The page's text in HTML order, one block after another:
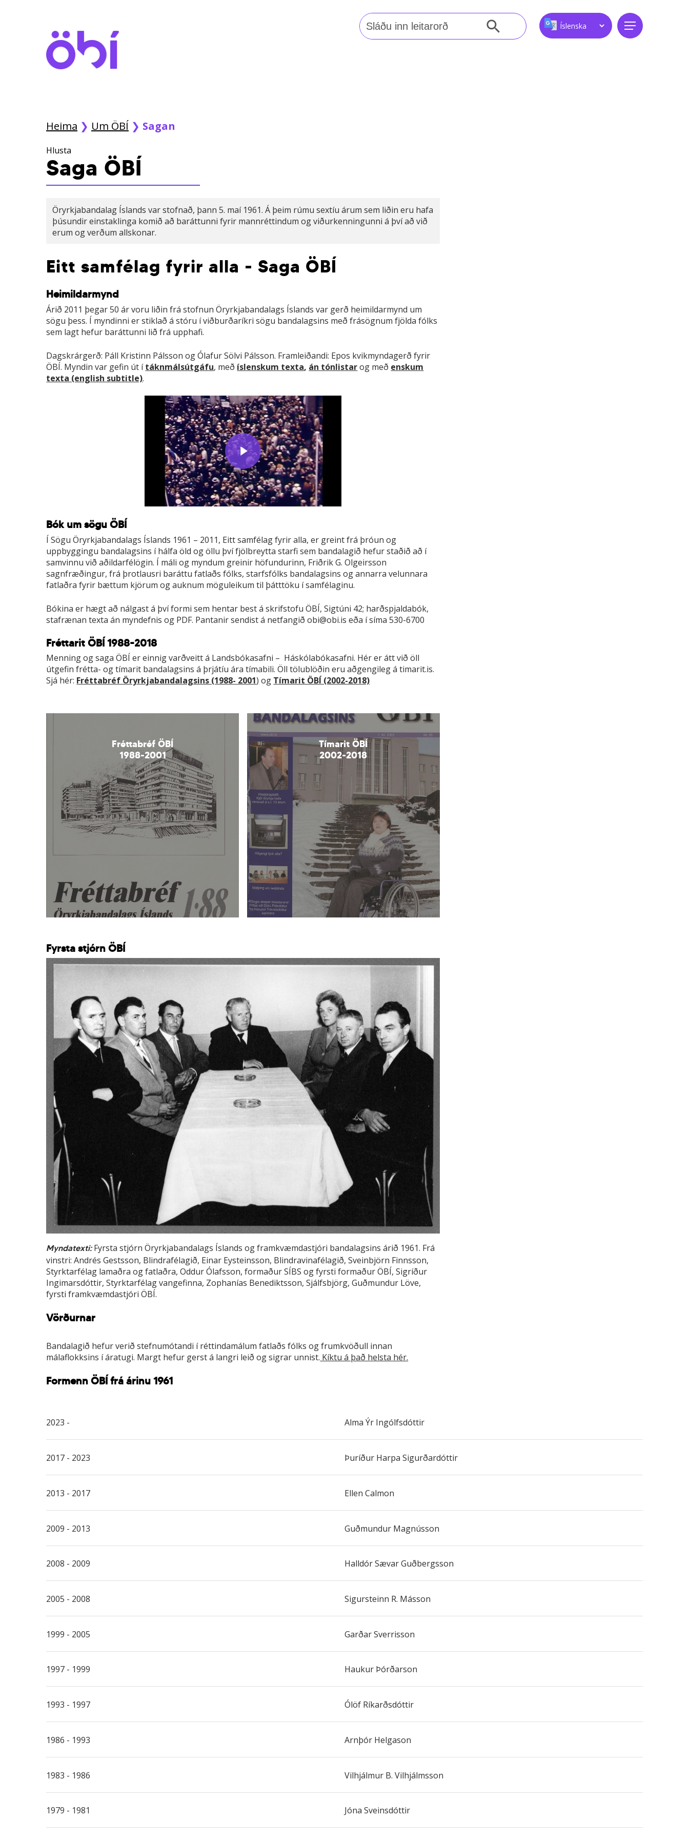
Leita
að:
Leitarhnappur
Menu
Heima ❯ Um ÖBÍ ❯ Sagan
Hlusta
Saga ÖBÍ
Öryrkjabandalag Íslands var stofnað, þann 5. maí 1961. Á þeim rúmu sextíu árum sem liðin eru hafa
þúsundir einstaklinga komið að baráttunni fyrir mannréttindum og viðurkenningunni á því að við
erum og verðum allskonar.
Eitt samfélag fyrir alla - Saga ÖBÍ
Heimildarmynd
Árið 2011 þegar 50 ár voru liðin frá stofnun Öryrkjabandalags Íslands var gerð heimildarmynd um
sögu þess. Í myndinni er stiklað á stóru í viðburðaríkri sögu bandalagsins með frásögnum fjölda fólks
sem lagt hefur baráttunni lið frá upphafi.
Dagskrárgerð: Páll Kristinn Pálsson og Ólafur Sölvi Pálsson. Framleiðandi: Epos kvikmyndagerð fyrir
ÖBÍ. Myndin var gefin út ítáknmálsútgáfu, með íslenskum texta, án tónlistarog með enskum
texta (english subtitle).
Play Video
Play Video
Bók um sögu ÖBÍ
Í Sögu Öryrkjabandalags Íslands 1961 – 2011, Eitt samfélag fyrir alla, er greint frá þróun og
uppbyggingu bandalagsins í hálfa öld og öllu því fjölbreytta starfi sem bandalagið hefur staðið að í
samvinnu við aðildarfélögin. Í máli og myndum greinir höfundurinn, Friðrik G. Olgeirsson
sagnfræðingur, frá þrotlausri baráttu fatlaðs fólks, starfsfólks bandalagsins og annarra velunnara
fatlaðra fyrir bættum kjörum og auknum möguleikum til þátttöku í samfélaginu.
Bókina er hægt að nálgast á því formi sem hentar best á skrifstofu ÖBÍ, Sigtúni 42; harðspjaldabók,
stafrænan texta án myndefnis og PDF. Pantanir sendist á netfangið obi@obi.is eða í síma 530-6700
Fréttarit ÖBÍ 1988-2018
Menning og saga ÖBÍ er einnig varðveitt á Landsbókasafni – Háskólabókasafni. Hér er átt við öll
útgefin frétta- og tímarit bandalagsins á þrjátíu ára tímabili. Öll tölublöðin eru aðgengileg á timarit.is.
Sjá hér: Fréttabréf Öryrkjabandalagsins (1988- 2001) og Tímarit ÖBÍ (2002-2018)
Fréttabréf ÖBÍ
1988-2001
Tímarit ÖBÍ
2002-2018
Learn
more
Fyrsta stjórn ÖBÍ
Myndatexti: Fyrsta stjórn Öryrkjabandalags Íslands og framkvæmdastjóri bandalagsins árið 1961. Frá
vinstri: Andrés Gestsson, Blindrafélagið, Einar Eysteinsson, Blindravinafélagið, Sveinbjörn Finnsson,
Styrktarfélag lamaðra og fatlaðra, Oddur Ólafsson, formaður SÍBS og fyrsti formaður ÖBÍ, Sigríður
Ingimarsdóttir, Styrktarfélag vangefinna, Zophanías Benediktsson, Sjálfsbjörg, Guðmundur Löve,
fyrsti framkvæmdastjóri ÖBÍ.
Vörðurnar
Bandalagið hefur verið stefnumótandi í réttindamálum fatlaðs fólks og frumkvöðull innan
málaflokksins í áratugi. Margt hefur gerst á langri leið og sigrar unnist. Kíktu á það helsta hér.
Formenn ÖBÍ frá árinu 1961
2023 - Alma Ýr Ingólfsdóttir
2017 - 2023 Þuríður Harpa Sigurðardóttir
2013 - 2017 Ellen Calmon
2009 - 2013 Guðmundur Magnússon
2008 - 2009 Halldór Sævar Guðbergsson
2005 - 2008 Sigursteinn R. Másson
1999 - 2005 Garðar Sverrisson
1997 - 1999 Haukur Þórðarson
1993 - 1997 Ólöf Ríkarðsdóttir
1986 - 1993 Arnþór Helgason
1983 - 1986 Vilhjálmur B. Vilhjálmsson
1979 - 1981 Jóna Sveinsdóttir